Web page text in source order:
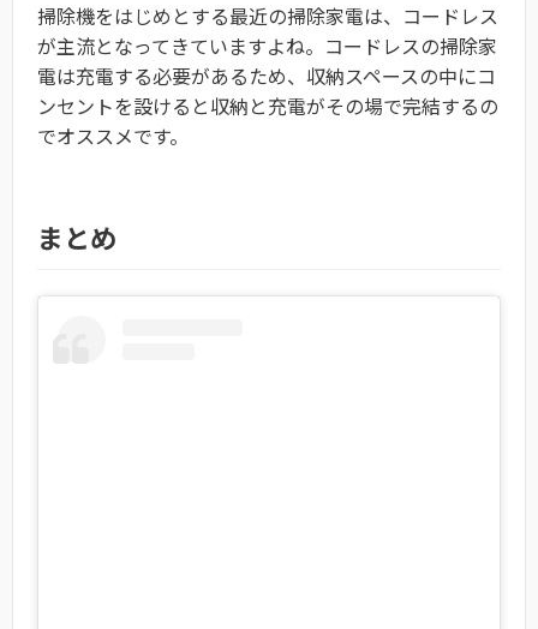
掃除機をはじめとする最近の掃除家電は、コードレス
が主流となってきていますよね。コードレスの掃除家
電は充電する必要があるため、収納スペースの中にコ
ンセントを設けると収納と充電がその場で完結するの
でオススメです。
まとめ